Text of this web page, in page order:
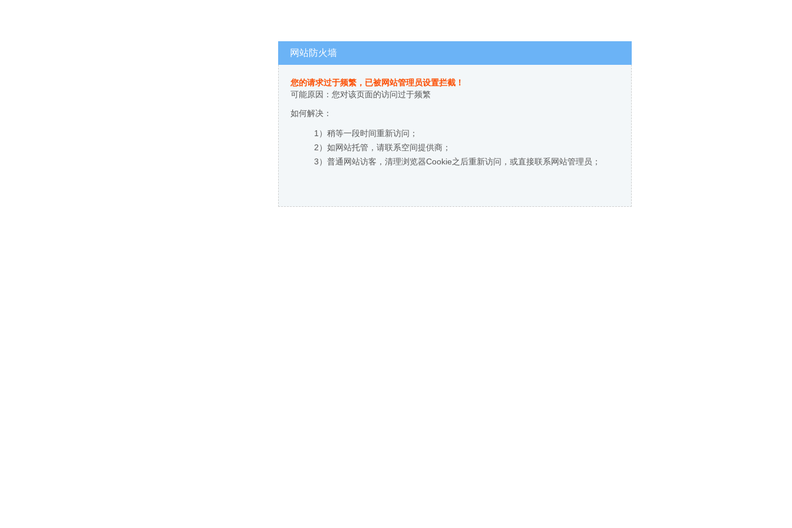
网站防火墙
您的请求过于频繁，已被网站管理员设置拦截！
可能原因：您对该页面的访问过于频繁
如何解决：
1）稍等一段时间重新访问；
2）如网站托管，请联系空间提供商；
3）普通网站访客，清理浏览器Cookie之后重新访问，或直接联系网站管理员；